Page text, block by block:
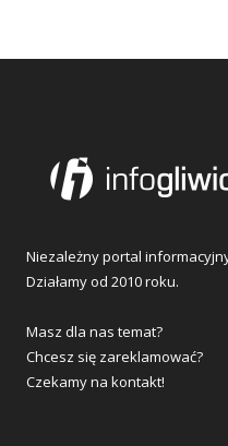
Niezależny portal
Działamy od 2010 roku.
Masz dla nas temat?
Chcesz się zareklamować?
Czekamy na kontakt!